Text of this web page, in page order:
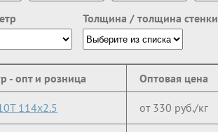
Толщина / толщина стенки
- опт и розница Оптовая цена
114х2.5 от 330 руб./кг